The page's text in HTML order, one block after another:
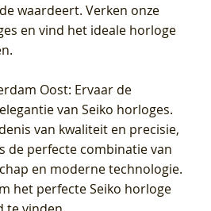
waardeert. Verken onze
en vind het ideale horloge
Oost: Ervaar de
van Seiko horloges.
van kwaliteit en precisie,
de perfecte combinatie van
en moderne technologie.
het perfecte Seiko horloge